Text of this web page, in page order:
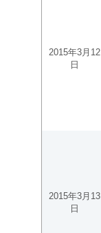
2015年3月12
日
2015年3月13
日